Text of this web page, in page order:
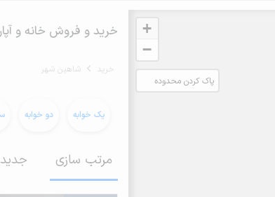
+
−
پاک کردن محدوده
خرید و فروش خانه و
خرید شاهین شهر
یک خوابه دو خوابه
مرتب سازی